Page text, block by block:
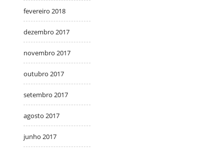
fevereiro 2018
dezembro 2017
novembro 2017
outubro 2017
setembro 2017
agosto 2017
junho 2017